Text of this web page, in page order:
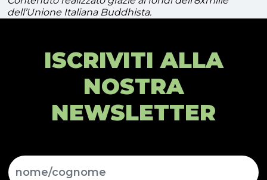
dell’Unione Italiana Buddhista.
ISCRIVITI ALLA
NOSTRA
NEWSLETTER